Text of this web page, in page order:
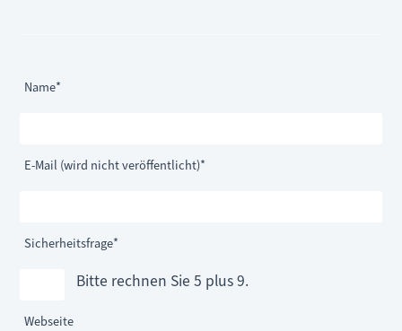
Pflichtfeld
Name*
Pflichtfeld
E-Mail (wird nicht veröffentlicht)*
Webseite
Pflichtfeld
Sicherheitsfrage*
Bitte rechnen Sie 5 plus 9.